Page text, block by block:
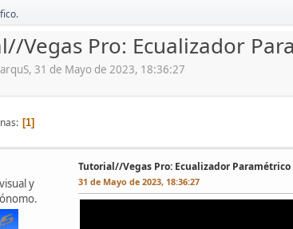
Vegas Pro: Ecualizador
31 de Mayo de 2023, 18:36:27
1
y
Tutorial//Vegas Pro: Ecualizador
31 de Mayo de 2023, 18:36:27